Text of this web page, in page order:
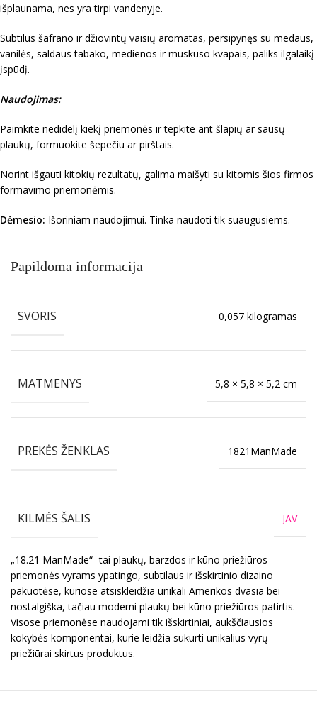
išplaunama, nes yra tirpi vandenyje.
Subtilus šafrano ir džiovintų vaisių aromatas, persipynęs su medaus,
vanilės, saldaus tabako, medienos ir muskuso kvapais, paliks ilgalaikį
įspūdį.
Naudojimas:
Paimkite nedidelį kiekį priemonės ir tepkite ant šlapių ar sausų
plaukų, formuokite šepečiu ar pirštais.
Norint išgauti kitokių rezultatų, galima maišyti su kitomis šios firmos
formavimo priemonėmis.
Dėmesio: Išoriniam naudojimui. Tinka naudoti tik suaugusiems.
Papildoma informacija
SVORIS 0,057 kilogramas
MATMENYS 5,8 × 5,8 × 5,2 cm
PREKĖS ŽENKLAS 1821ManMade
KILMĖS ŠALIS JAV
„18.21 ManMade“- tai plaukų, barzdos ir kūno priežiūros
priemonės vyrams ypatingo, subtilaus ir išskirtinio dizaino
pakuotėse, kuriose atsiskleidžia unikali Amerikos dvasia bei
nostalgiška, tačiau moderni plaukų bei kūno priežiūros patirtis.
Visose priemonėse naudojami tik išskirtiniai, aukščiausios
kokybės komponentai, kurie leidžia sukurti unikalius vyrų
priežiūrai skirtus produktus.